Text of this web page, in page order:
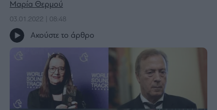
The
Story
Μαρία Θερμού
03.01.2022 | 08:48
Ακούστε το άρθρο